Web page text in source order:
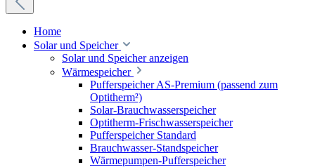
Home
Solar und Speicher
Solar und Speicher anzeigen
Wärmespeicher
Pufferspeicher AS-Premium (passend zum
Optitherm²)
Solar-Brauchwasserspeicher
Optitherm-Frischwasserspeicher
Pufferspeicher Standard
Brauchwasser-Standspeicher
Wärmepumpen-Pufferspeicher